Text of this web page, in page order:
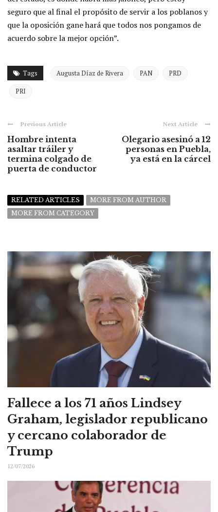
seguro que al final el propósito de servir a los poblanos y
que la oposición gane hará que todos nos pongamos de
acuerdo sobre la mejor opción”.
Tags Augusta Díaz de Rivera PAN PRD
PRI
Previous Article
Hombre intenta
asaltar tráiler y
termina colgado de
puerta de conductor
Next Article
Olegario asesinó a 12
personas en Puebla,
ya está en la cárcel
RELATED ARTICLES
MORE FROM AUTHOR
MORE FROM CATEGORY
Fallece a los 71 años Lindsey
Graham, legislador republicano
y cercano colaborador de
Trump
12/07/2026